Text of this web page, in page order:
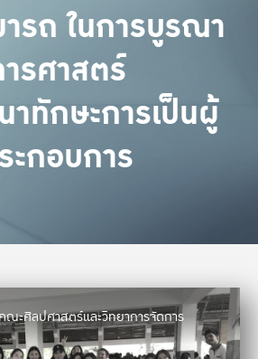
รถ ในการบูรณา
รศาสตร์
ทักษะการเป็นผู้
ะกอบการ
ะศิลปศาสตร์และวิทยาการจัดการ